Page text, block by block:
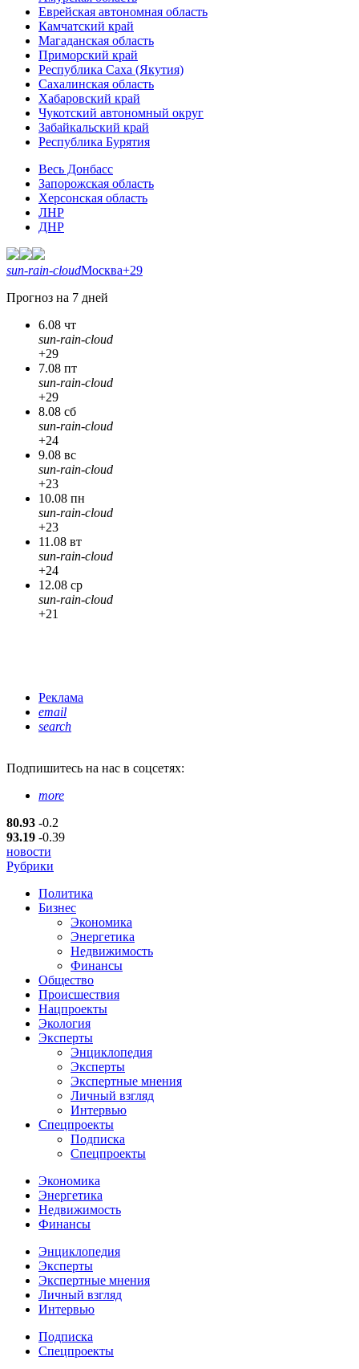
Еврейская автономная область
Камчатский край
Магаданская область
Приморский край
Республика Саха (Якутия)
Сахалинская область
Хабаровский край
Чукотский автономный округ
Забайкальский край
Республика Бурятия
Весь Донбасс
Запорожская область
Херсонская область
ЛНР
ДНР
sun-rain-cloudМосква+29
Прогноз на 7 дней
6.08 чт
sun-rain-cloud
+29
7.08 пт
sun-rain-cloud
+29
8.08 сб
sun-rain-cloud
+24
9.08 вс
sun-rain-cloud
+23
10.08 пн
sun-rain-cloud
+23
11.08 вт
sun-rain-cloud
+24
12.08 ср
sun-rain-cloud
+21
Реклама
email
search
Подпишитесь на нас в соцсетях:
more
80.93 -0.2
93.19 -0.39
новости
Рубрики
Политика
Бизнес
Экономика
Энергетика
Недвижимость
Финансы
Общество
Происшествия
Нацпроекты
Экология
Эксперты
Энциклопедия
Эксперты
Экспертные мнения
Личный взгляд
Интервью
Спецпроекты
Подписка
Спецпроекты
Экономика
Энергетика
Недвижимость
Финансы
Энциклопедия
Эксперты
Экспертные мнения
Личный взгляд
Интервью
Подписка
Спецпроекты